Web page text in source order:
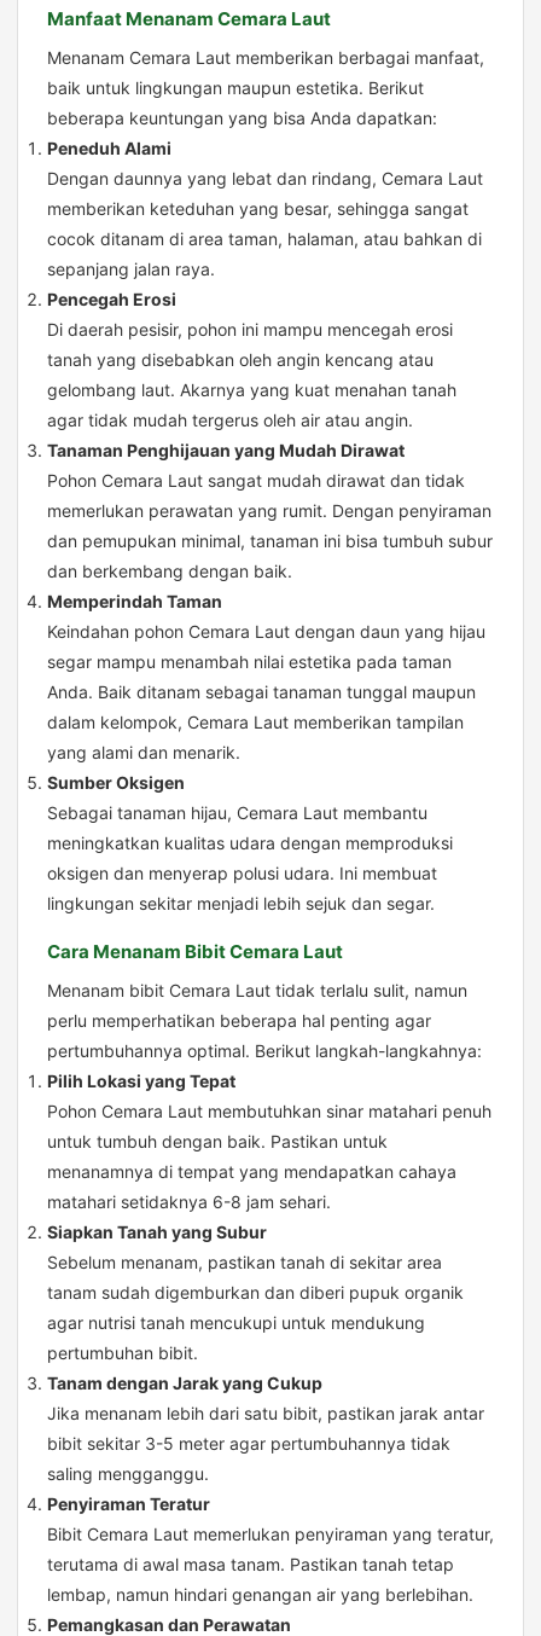
Manfaat Menanam Cemara Laut
Menanam Cemara Laut memberikan berbagai manfaat,
baik untuk lingkungan maupun estetika. Berikut
beberapa keuntungan yang bisa Anda dapatkan:
Peneduh Alami
Dengan daunnya yang lebat dan rindang, Cemara Laut
memberikan keteduhan yang besar, sehingga sangat
cocok ditanam di area taman, halaman, atau bahkan di
sepanjang jalan raya.
Pencegah Erosi
Di daerah pesisir, pohon ini mampu mencegah erosi
tanah yang disebabkan oleh angin kencang atau
gelombang laut. Akarnya yang kuat menahan tanah
agar tidak mudah tergerus oleh air atau angin.
Tanaman Penghijauan yang Mudah Dirawat
Pohon Cemara Laut sangat mudah dirawat dan tidak
memerlukan perawatan yang rumit. Dengan penyiraman
dan pemupukan minimal, tanaman ini bisa tumbuh subur
dan berkembang dengan baik.
Memperindah Taman
Keindahan pohon Cemara Laut dengan daun yang hijau
segar mampu menambah nilai estetika pada taman
Anda. Baik ditanam sebagai tanaman tunggal maupun
dalam kelompok, Cemara Laut memberikan tampilan
yang alami dan menarik.
Sumber Oksigen
Sebagai tanaman hijau, Cemara Laut membantu
meningkatkan kualitas udara dengan memproduksi
oksigen dan menyerap polusi udara. Ini membuat
lingkungan sekitar menjadi lebih sejuk dan segar.
Cara Menanam Bibit Cemara Laut
Menanam bibit Cemara Laut tidak terlalu sulit, namun
perlu memperhatikan beberapa hal penting agar
pertumbuhannya optimal. Berikut langkah-langkahnya:
Pilih Lokasi yang Tepat
Pohon Cemara Laut membutuhkan sinar matahari penuh
untuk tumbuh dengan baik. Pastikan untuk
menanamnya di tempat yang mendapatkan cahaya
matahari setidaknya 6-8 jam sehari.
Siapkan Tanah yang Subur
Sebelum menanam, pastikan tanah di sekitar area
tanam sudah digemburkan dan diberi pupuk organik
agar nutrisi tanah mencukupi untuk mendukung
pertumbuhan bibit.
Tanam dengan Jarak yang Cukup
Jika menanam lebih dari satu bibit, pastikan jarak antar
bibit sekitar 3-5 meter agar pertumbuhannya tidak
saling mengganggu.
Penyiraman Teratur
Bibit Cemara Laut memerlukan penyiraman yang teratur,
terutama di awal masa tanam. Pastikan tanah tetap
lembap, namun hindari genangan air yang berlebihan.
Pemangkasan dan Perawatan